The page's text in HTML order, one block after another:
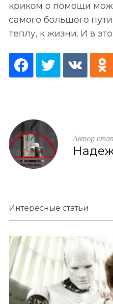
криком о помощи
самого большого
теплу, к жизни. И в
Автор
Интересные статьи